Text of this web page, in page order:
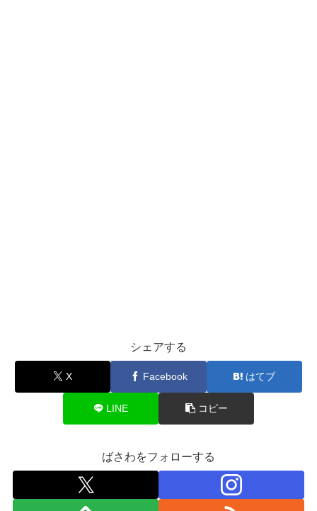
シェアする
X Facebook はてブ
LINE コピー
ばさわをフォローする